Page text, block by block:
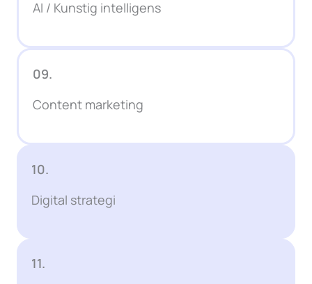
AI / Kunstig intelligens
09.
Content marketing
10.
Digital strategi
11.